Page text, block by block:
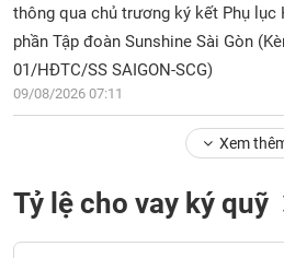
thông qua chủ trương ký kết Phụ lục
phần Tập đoàn Sunshine Sài Gòn
01/HĐTC/SS SAIGON-SCG)
09/08/2026 07:11
Xem
Tỷ lệ cho vay ký quỹ